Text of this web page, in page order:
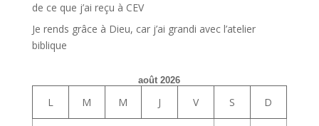
de ce que j’ai reçu à CEV
Je rends grâce à Dieu, car j’ai grandi avec l’atelier
biblique
août 2026
L M M J V S D